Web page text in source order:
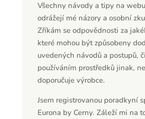
Všechny návody a tipy na
odrážejí mé názory a osobní
Zříkám se odpovědnosti za
které mohou být způsobeny
uvedených návodů a postupů, či
používáním prostředků jinak,
doporučuje výrobce.
Jsem registrovanou poradkyní
Eurona by Cerny. Záleží mi na